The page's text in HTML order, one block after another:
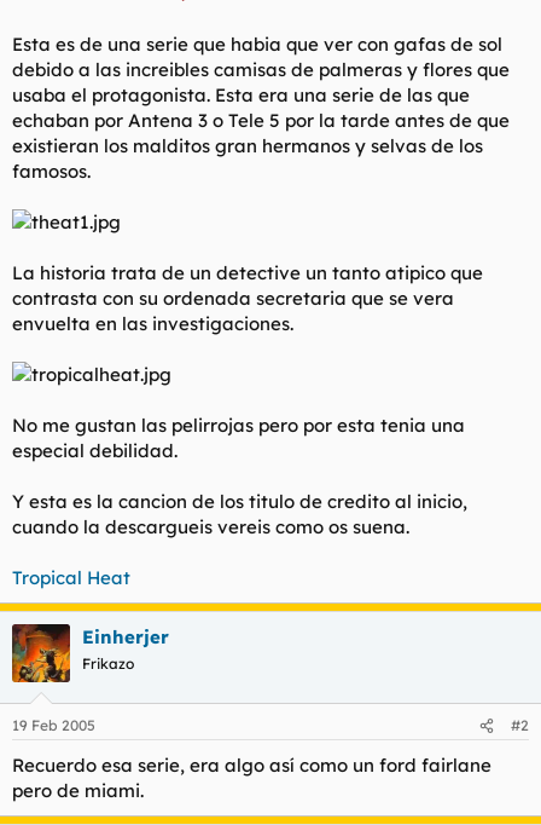
m
a
Esta es de una serie que habia que ver con gafas de sol
debido a las increibles camisas de palmeras y flores que
usaba el protagonista. Esta era una serie de las que
echaban por Antena 3 o Tele 5 por la tarde antes de que
existieran los malditos gran hermanos y selvas de los
famosos.
La historia trata de un detective un tanto atipico que
contrasta con su ordenada secretaria que se vera
envuelta en las investigaciones.
No me gustan las pelirrojas pero por esta tenia una
especial debilidad.
Y esta es la cancion de los titulo de credito al inicio,
cuando la descargueis vereis como os suena.
Tropical Heat
Einherjer
Frikazo
19 Feb 2005 #2
Recuerdo esa serie, era algo así como un ford fairlane
pero de miami.